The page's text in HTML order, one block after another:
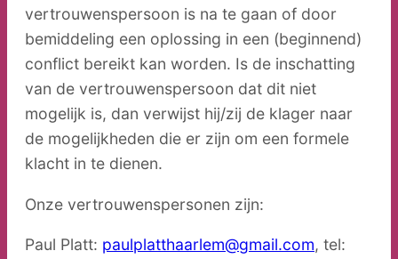
vertrouwenspersoon is na te gaan of door
bemiddeling een oplossing in een (beginnend)
conflict bereikt kan worden. Is de inschatting
van de vertrouwenspersoon dat dit niet
mogelijk is, dan verwijst hij/zij de klager naar
de mogelijkheden die er zijn om een formele
klacht in te dienen.
Onze vertrouwenspersonen zijn:
Paul Platt: paulplatthaarlem@gmail.com, tel: